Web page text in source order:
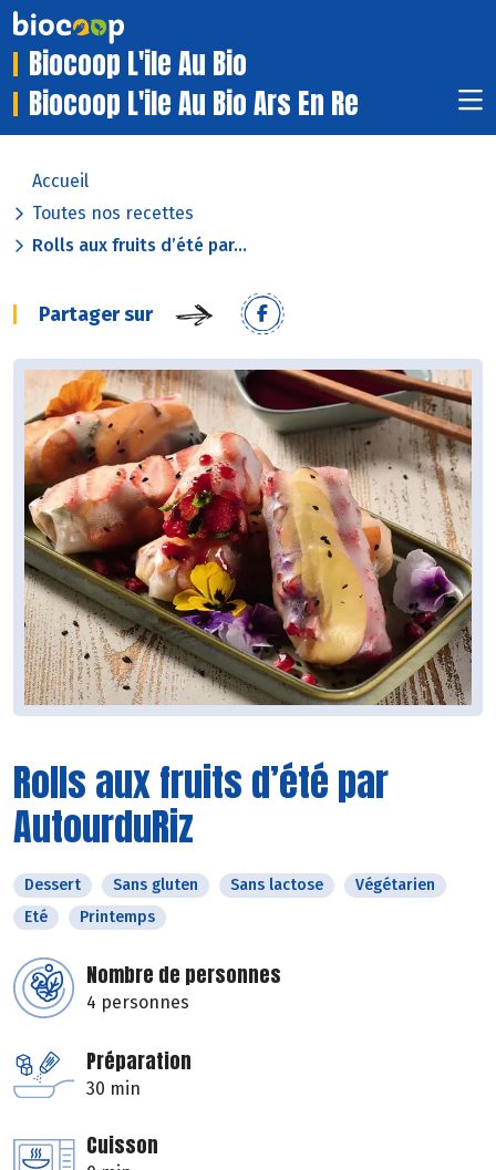
Biocoop L'ile Au Bio
Biocoop L'ile Au Bio Ars En Re
Accueil
Toutes nos recettes
Rolls aux fruits d’été par...
Partager sur
Rolls aux fruits d’été par
AutourduRiz
Dessert Sans gluten Sans lactose
Végétarien
Eté
Printemps
Nombre de personnes
4 personnes
Préparation
30 min
Cuisson